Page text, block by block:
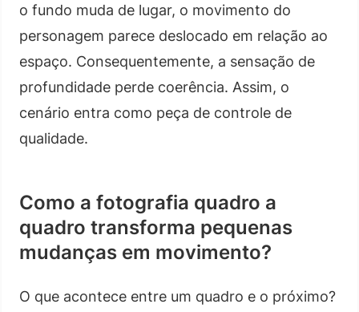
o fundo muda de lugar, o movimento do
personagem parece deslocado em relação ao
espaço. Consequentemente, a sensação de
profundidade perde coerência. Assim, o
cenário entra como peça de controle de
qualidade.
Como a fotografia quadro a
quadro transforma pequenas
mudanças em movimento?
O que acontece entre um quadro e o próximo?